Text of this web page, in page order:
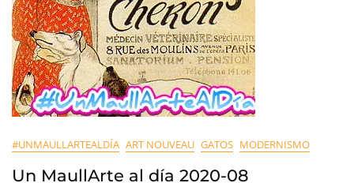
#UNMAULLARTEALDÍA ART NOUVEAU GATOS MODERNISMO
Un MaullArte al día 2020-08